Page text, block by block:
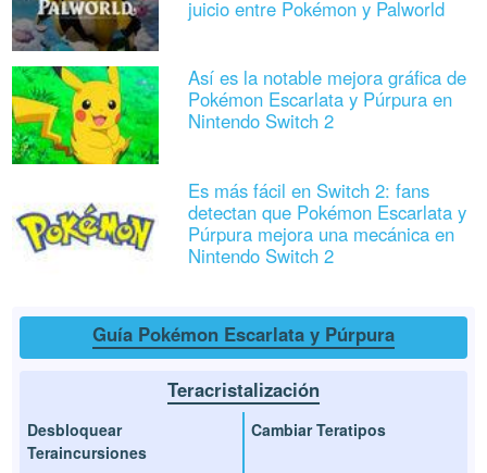
juicio entre Pokémon y Palworld
Así es la notable mejora gráfica de
Pokémon Escarlata y Púrpura en
Nintendo Switch 2
Es más fácil en Switch 2: fans
detectan que Pokémon Escarlata y
Púrpura mejora una mecánica en
Nintendo Switch 2
Guía Pokémon Escarlata y Púrpura
Teracristalización
Desbloquear
Teraincursiones
Cambiar Teratipos